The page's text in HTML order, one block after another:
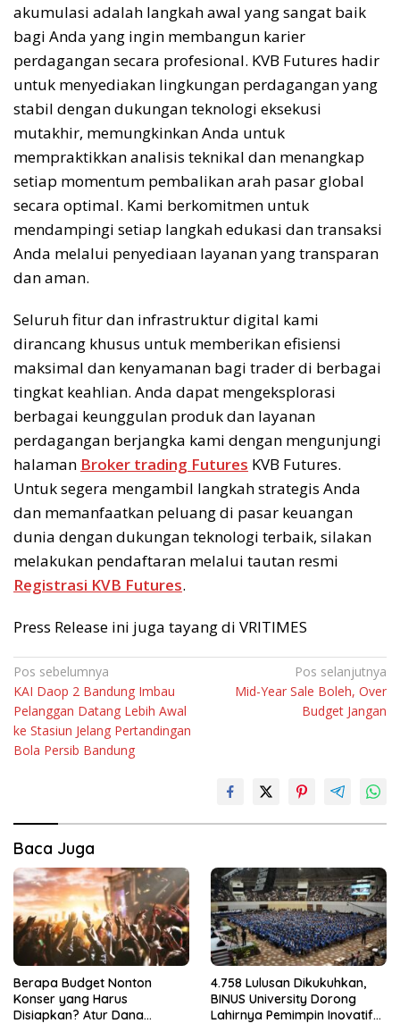
akumulasi adalah langkah awal yang sangat baik
bagi Anda yang ingin membangun karier
perdagangan secara profesional. KVB Futures hadir
untuk menyediakan lingkungan perdagangan yang
stabil dengan dukungan teknologi eksekusi
mutakhir, memungkinkan Anda untuk
mempraktikkan analisis teknikal dan menangkap
setiap momentum pembalikan arah pasar global
secara optimal. Kami berkomitmen untuk
mendampingi setiap langkah edukasi dan transaksi
Anda melalui penyediaan layanan yang transparan
dan aman.
Seluruh fitur dan infrastruktur digital kami
dirancang khusus untuk memberikan efisiensi
maksimal dan kenyamanan bagi trader di berbagai
tingkat keahlian. Anda dapat mengeksplorasi
berbagai keunggulan produk dan layanan
perdagangan berjangka kami dengan mengunjungi
halaman Broker trading Futures KVB Futures.
Untuk segera mengambil langkah strategis Anda
dan memanfaatkan peluang di pasar keuangan
dunia dengan dukungan teknologi terbaik, silakan
melakukan pendaftaran melalui tautan resmi
Registrasi KVB Futures.
Press Release ini juga tayang di VRITIMES
Navigasi
pos
Pos sebelumnya
KAI Daop 2 Bandung Imbau
Pelanggan Datang Lebih Awal
ke Stasiun Jelang Pertandingan
Bola Persib Bandung
Pos selanjutnya
Mid-Year Sale Boleh, Over
Budget Jangan
Baca Juga
Berapa Budget Nonton
Konser yang Harus
Disiapkan? Atur Dana
4.758 Lulusan Dikukuhkan,
BINUS University Dorong
Lahirnya Pemimpin Inovatif